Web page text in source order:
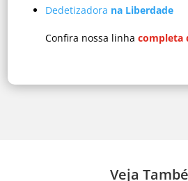
Dedetizadora na Liberdade
Confira nossa linhacompleta
Veja